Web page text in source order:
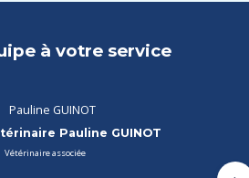
à votre service
Kristof CHOFFRAY
Vétérinaire associé